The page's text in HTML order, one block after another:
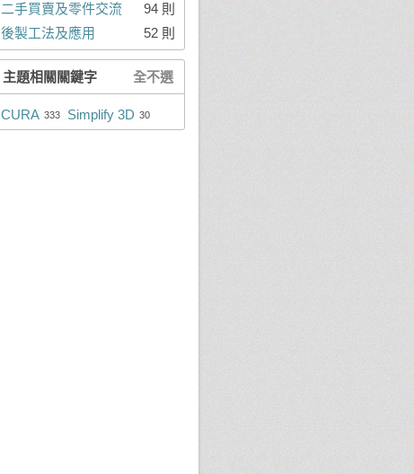
94 則
二手買賣及零件交流
52 則
後製工法及應用
全不選
主題相關關鍵字
333
CURA 30
Simplify 3D